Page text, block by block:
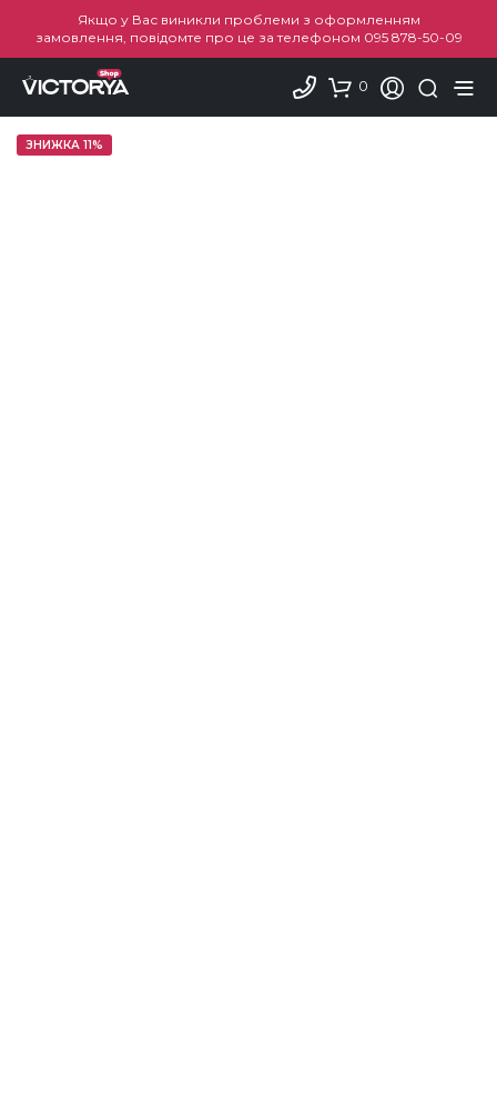
Якщо у Вас виникли проблеми з оформленням
замовлення, повідомте про це за телефоном 095 878-50-09
0
ЗНИЖКА 11%